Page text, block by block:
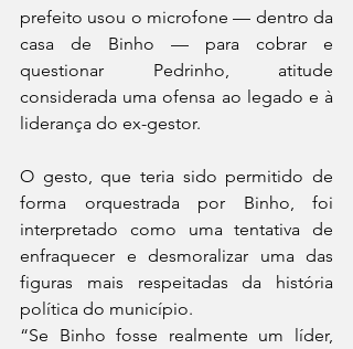
prefeito usou o microfone — dentro da
casa de Binho — para cobrar e
questionar Pedrinho, atitude
considerada uma ofensa ao legado e à
liderança do ex-gestor.
O gesto, que teria sido permitido de
forma orquestrada por Binho, foi
interpretado como uma tentativa de
enfraquecer e desmoralizar uma das
figuras mais respeitadas da história
política do município.
“Se Binho fosse realmente um líder,